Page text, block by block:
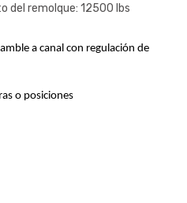
del remolque: 12500 lbs
a canal con regulación de
o posiciones